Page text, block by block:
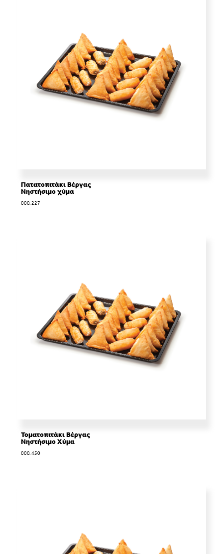
Πατατοπιτάκι Βέργας
Νηστήσιμο χύμα
000.227
Τοματοπιτάκι Βέργας
Νηστήσιμο Χύμα
000.450